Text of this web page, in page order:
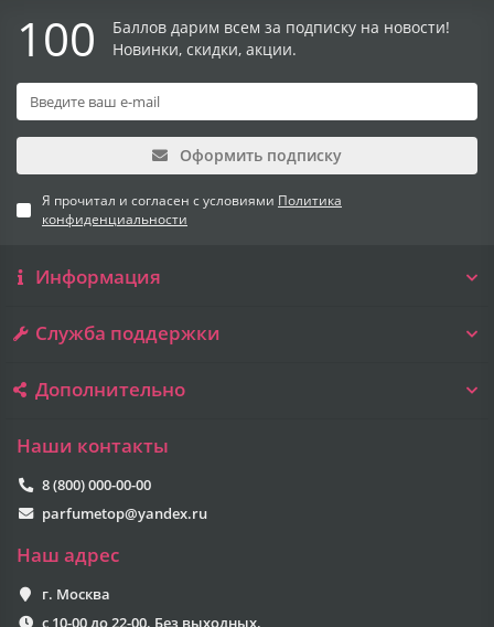
100
Баллов дарим всем за подписку на новости!
Новинки, скидки, акции.
Оформить подписку
Я прочитал и согласен с условиями Политика
конфиденциальности
Информация
Служба поддержки
Дополнительно
Наши контакты
8 (800) 000-00-00
parfumetop@yandex.ru
Наш адрес
г. Москва
с 10-00 до 22-00. Без выходных.